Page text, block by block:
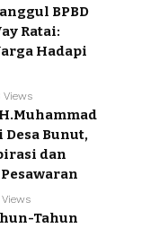
BPBD
Ratai:
Hadapi
Views
Desa Bunut,
dan
Tahun